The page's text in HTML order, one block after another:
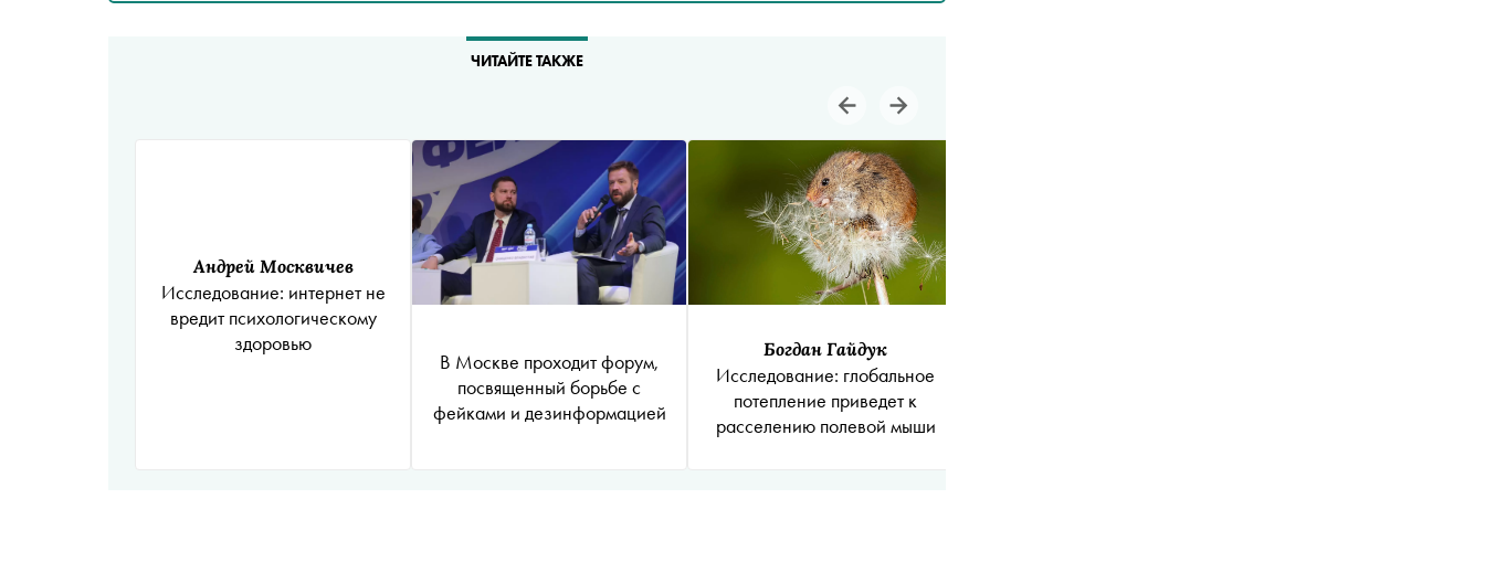
ЧИТАЙТЕ ТАКЖЕ
Андрей Москвичев
Исследование: интернет не
вредит психологическому
здоровью
В Москве проходит форум,
посвященный борьбе с
фейками и дезинформацией
Богдан Гайдук
Исследование: глобальное
потепление приведет к
расселению полевой мыши